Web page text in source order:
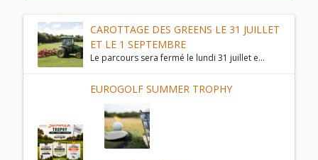
CAROTTAGE DES GREENS LE 31 JUILLET
ET LE 1 SEPTEMBRE
Le parcours sera fermé le lundi 31 juillet e...
EUROGOLF SUMMER TROPHY